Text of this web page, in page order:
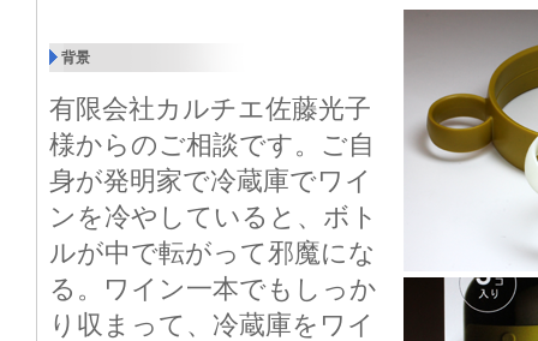
背景
有限会社カルチエ佐藤光子
様からのご相談です。ご自
身が発明家で冷蔵庫でワイ
ンを冷やしていると、ボト
ルが中で転がって邪魔にな
る。ワイン一本でもしっか
り収まって、冷蔵庫をワイ